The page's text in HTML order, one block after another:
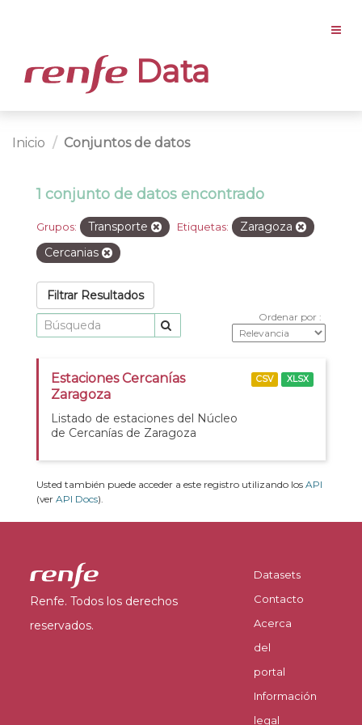
Data
Inicio Conjuntos de datos
1 conjunto de datos encontrado
Grupos: Transporte Etiquetas:
Zaragoza
Cercanias
Filtrar Resultados
Ordenar por
Estaciones Cercanías
Zaragoza
Listado de estaciones del Núcleo
de Cercanías de Zaragoza
CSV XLSX
Usted también puede acceder a este registro utilizando los API
(ver API Docs).
Renfe. Todos los derechos
reservados.
Datasets
Contacto
Acerca
del
portal
Información
legal